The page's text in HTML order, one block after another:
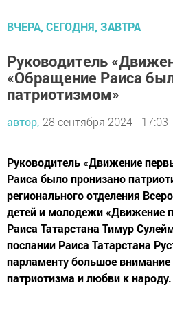
ВЧЕРА, СЕГОДНЯ, ЗАВТРА
Руководитель
«Обращение Раиса
патриотизмом»
автор, 28 сентября 2024 - 17:03
Руководитель «Движение
Раиса было пронизано
регионального отделения
детей и молодежи «Движение
Раиса Татарстана Тимур
послании Раиса Татарстана
парламенту большое
патриотизма и любви к народу.